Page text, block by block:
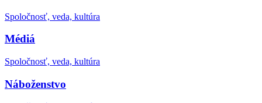
Spoločnosť, veda, kultúra
Médiá
Spoločnosť, veda, kultúra
Náboženstvo